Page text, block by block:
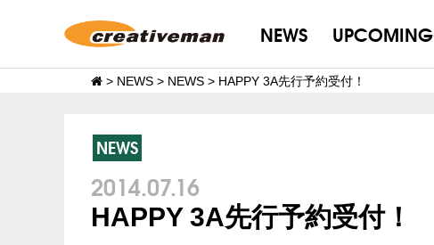
NEWS UPCOMING
> NEWS > NEWS > HAPPY 3A先行予約受付！
NEWS
2014.07.16
HAPPY 3A先行予約受付！